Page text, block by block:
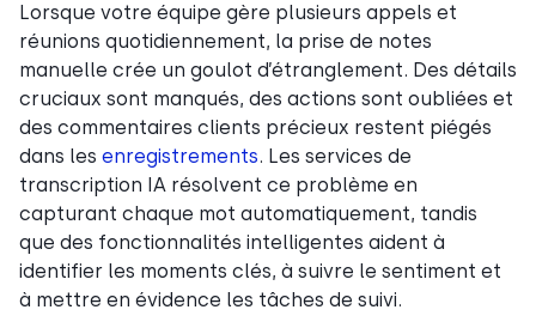
Lorsque votre équipe gère plusieurs appels et
réunions quotidiennement, la prise de notes
manuelle crée un goulot d’étranglement. Des détails
cruciaux sont manqués, des actions sont oubliées et
des commentaires clients précieux restent piégés
dans les enregistrements. Les services de
transcription IA résolvent ce problème en
capturant chaque mot automatiquement, tandis
que des fonctionnalités intelligentes aident à
identifier les moments clés, à suivre le sentiment et
à mettre en évidence les tâches de suivi.